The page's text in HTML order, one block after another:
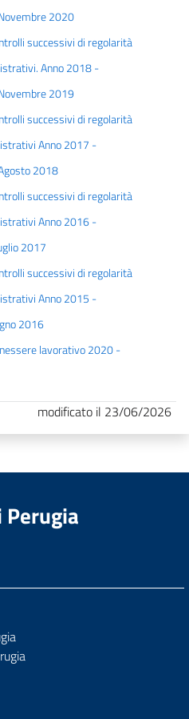
2020
successivi di regolarità
Anno 2018 -
2019
successivi di regolarità
Anno 2017 -
2018
successivi di regolarità
Anno 2016 -
2017
successivi di regolarità
Anno 2015 -
2016
lavorativo 2020 -
modificato il 23/06/2026